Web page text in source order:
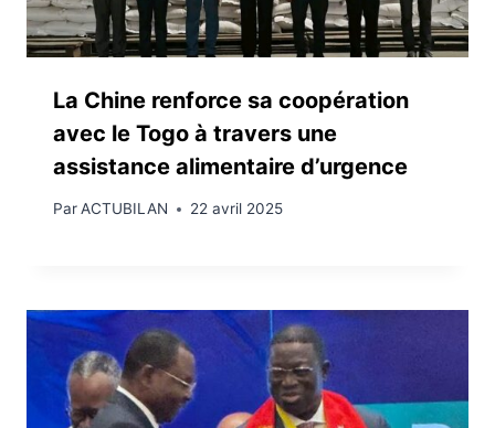
La Chine renforce sa coopération
avec le Togo à travers une
assistance alimentaire d’urgence
ParACTUBILAN 22 avril 2025